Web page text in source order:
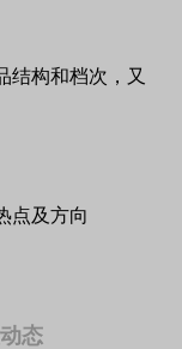
结构和档次，又
态